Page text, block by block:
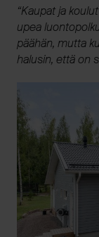
“Kaupat ja
upea
päähän, mutta
halusin, että on